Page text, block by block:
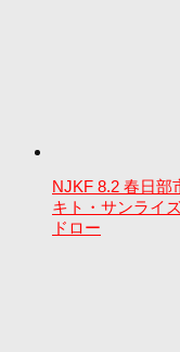
NJKF 8.2 春日部
キト・サンライ
ドロー